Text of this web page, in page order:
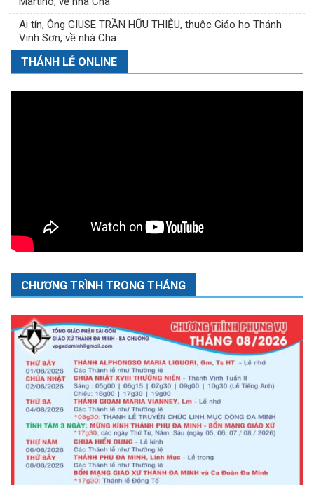
Ai tín, Ông GIUSE TRẦN HỮU THIỆU, thuộc Giáo họ Thánh
Vinh Sơn, về nhà Cha
THÁNH LỄ ONLINE
CHƯƠNG TRÌNH TRONG THÁNG